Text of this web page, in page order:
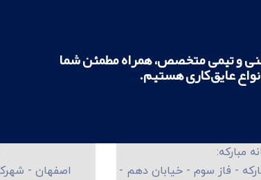
فنی و تیمی متخصص، همراه مطمئن شما
عایق‌کاری هستیم.
مبارکه:
- فاز سوم - خیابان دهم -
اصفهان -